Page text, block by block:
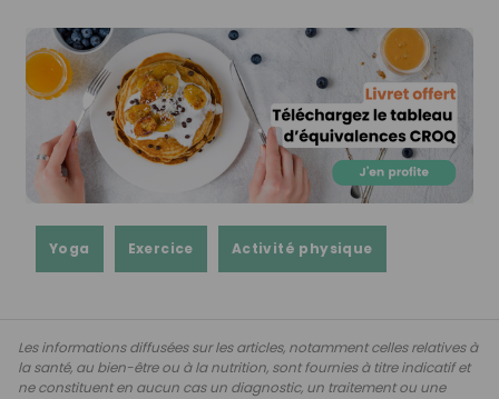
Yoga Exercice Activité physique
Les informations diffusées sur les articles, notamment celles relatives à
la santé, au bien-être ou à la nutrition, sont fournies à titre indicatif et
ne constituent en aucun cas un diagnostic, un traitement ou une